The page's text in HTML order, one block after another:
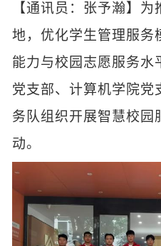
【通讯员：张予瀚】
地，优化学生管理服务
能力与校园志愿服务水
党支部、计算机学院党
务队组织开展智慧校园
动。